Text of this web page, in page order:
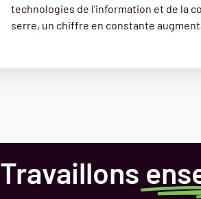
technologies de l’information et de la
serre, un chiffre en constante
Travaillons